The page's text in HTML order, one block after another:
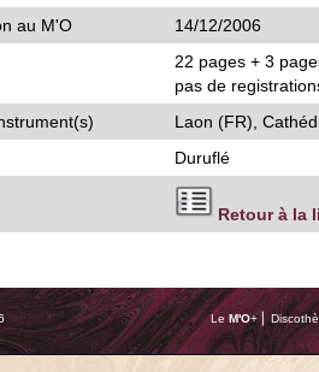
au M'O
14/12/2006
22 pages + 3
pas de
Laon (FR),
Duruflé
Retour à la
Le M'O+ ⎢